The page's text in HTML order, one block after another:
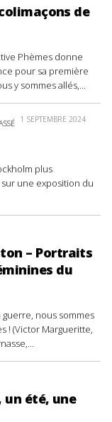
de
Phèmes donne
pour sa première
y sommes allés,...
1 SEPTEMBRE 2024
plus
une exposition du
– Portraits
du
nous sommes
! (Victor Margueritte,
un été, une